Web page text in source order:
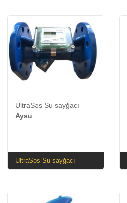
UltraSəs Su sayğacı
Aysu
UltraSəs Su sayğacı